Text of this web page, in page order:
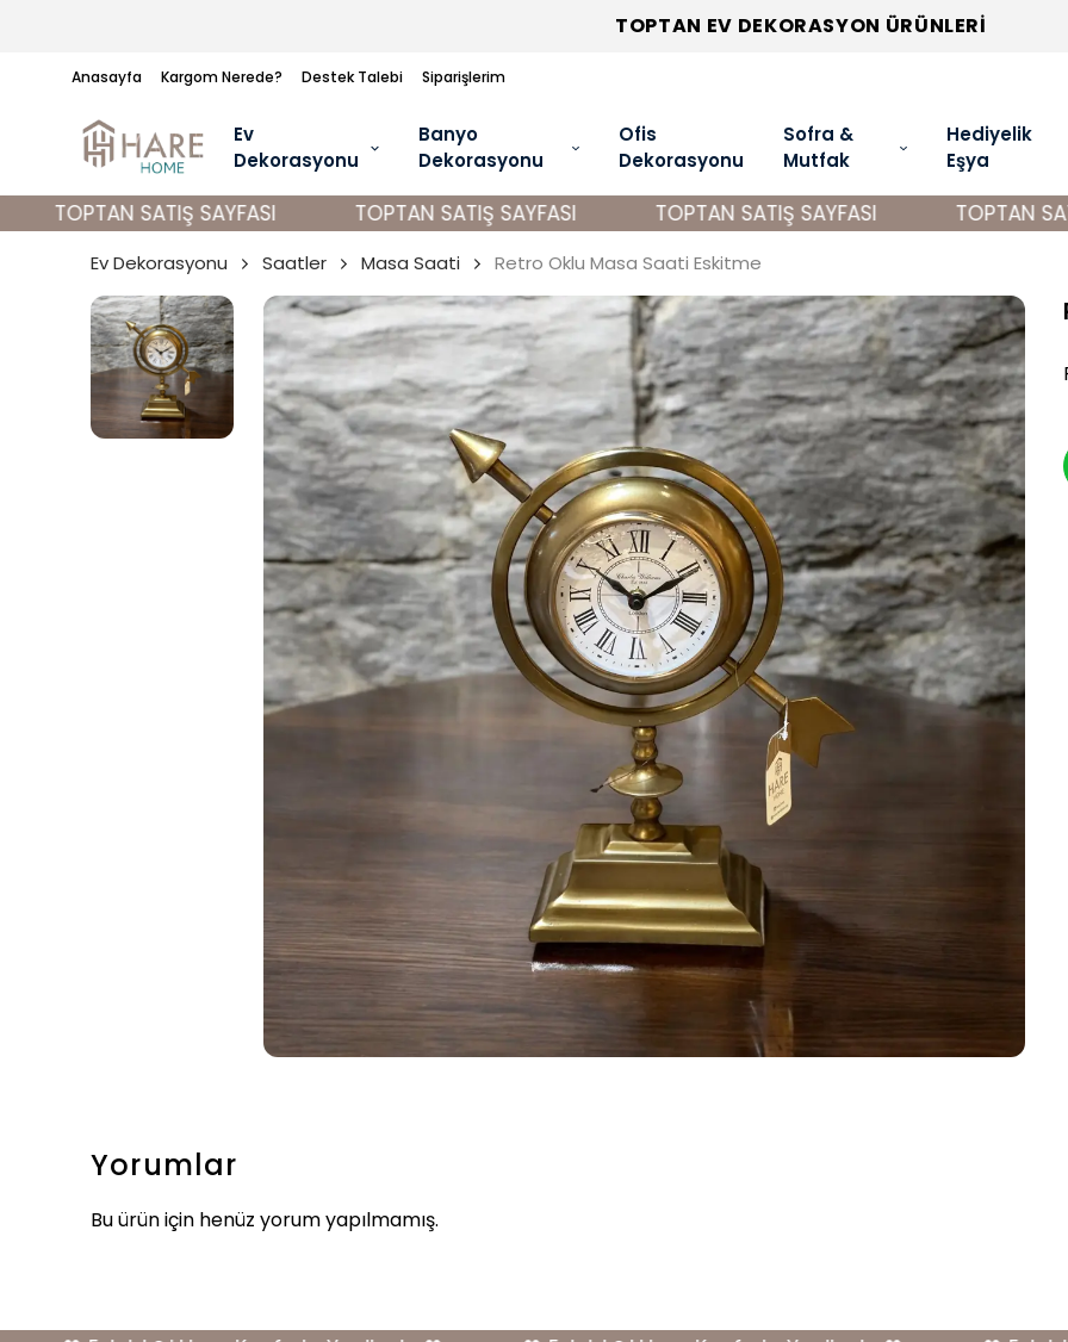
Anasayfa Kargom Nerede? Destek Talebi Siparişlerim
TOPTAN EV DEKORASYON ÜRÜNLERİ
Ev
Dekorasyonu
Banyo
Dekorasyonu
Ofis
Dekorasyonu
Sofra &
Mutfak
Hediyelik
Eşya
TOPTAN SATIŞ SAYFASI TOPTAN SATIŞ SAYFASI TOPTAN SATIŞ SAYFASI TOPTAN
Ev Dekorasyonu Saatler Masa Saati Retro Oklu Masa Saati Eskitme
Yorumlar
Bu ürün için henüz yorum yapılmamış.